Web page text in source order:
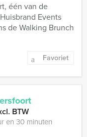
één van de
Events
de Walking Brunch
Favoriet
BTW
en 30 minuten